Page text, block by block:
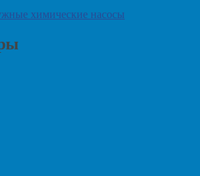
химические насосы